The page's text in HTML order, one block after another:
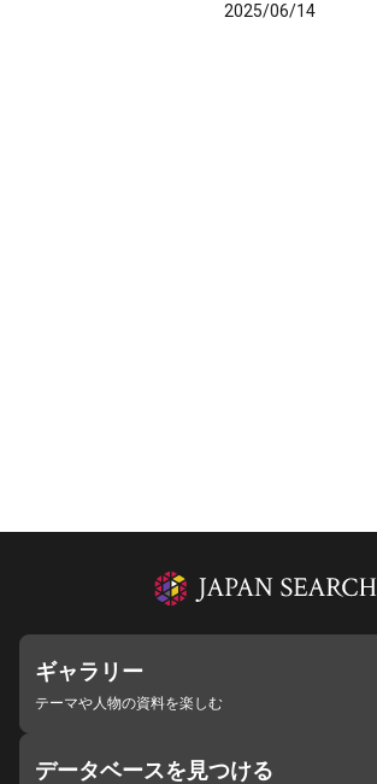
2025/06/14
ギャラリー
テーマや人物の資料を楽しむ
データベースを見つける